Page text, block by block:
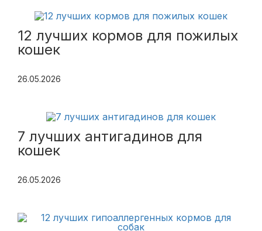
12 лучших кормов для пожилых
кошек
26.05.2026
7 лучших антигадинов для
кошек
26.05.2026